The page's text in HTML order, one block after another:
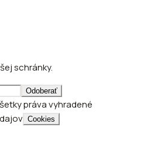
schránky.
Odoberať
práva vyhradené
Cookies